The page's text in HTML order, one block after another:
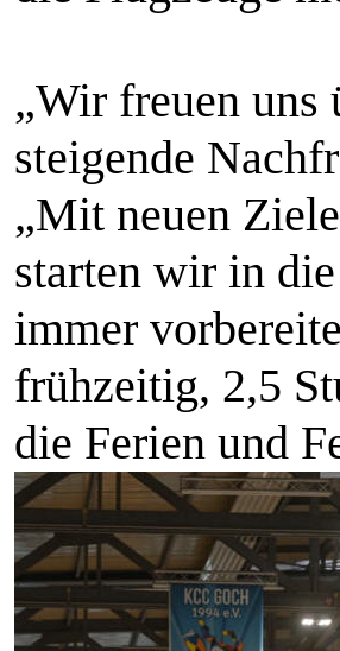
„Wir freuen
steigende
„Mit neuen
starten wir in
immer
frühzeitig, 2,5
die Ferien und